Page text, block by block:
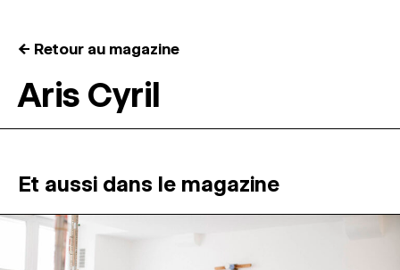
RÉSIDENCES ↓
ATELIERS OUVERTS
PROGRAMMATION
← Retour au magazine
Aris Cyril
Et aussi dans le magazine